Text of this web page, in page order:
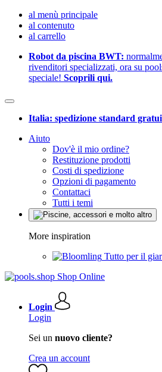
al menù principale
al contenuto
al carrello
Robot da piscina BWT:
rivenditori specializzati, ora su
speciale! Scoprili qui.
Italia: spedizione standard
Aiuto
Dov'è il mio ordine?
Restituzione prodotti
Costi di spedizione
Opzioni di pagamento
Contattaci
Tutti i temi
More inspiration
Tutto per il
Login
Login
Sei un nuovo cliente?
Crea un account